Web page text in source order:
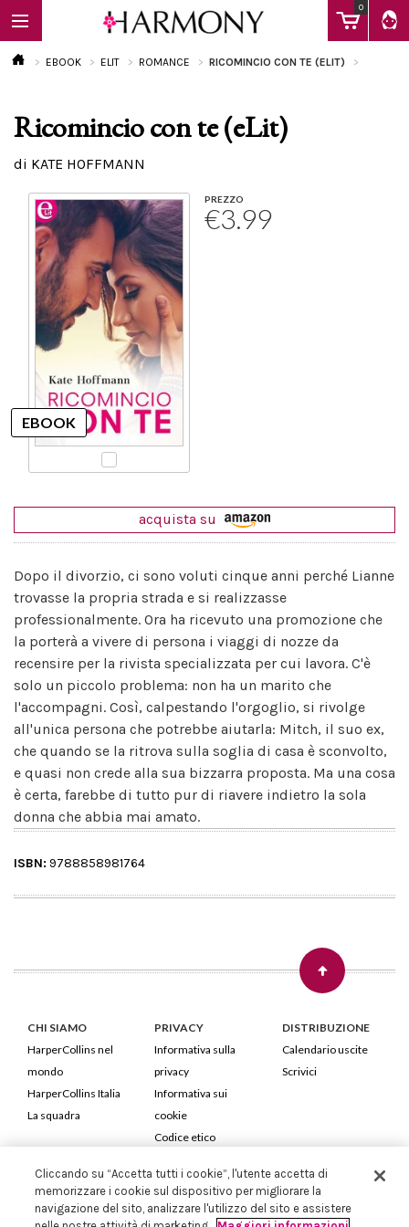
0
EBOOK
Calendario
EBOOK ELIT ROMANCE RICOMINCIO CON TE (ELIT)
Ricomincio con te (eLit)
di KATE HOFFMANN
PREZZO
€3.99
acquista su
Dopo il divorzio, ci sono voluti cinque anni perché Lianne
trovasse la propria strada e si realizzasse
professionalmente. Ora ha ricevuto una promozione che
la porterà a vivere di persona i viaggi di nozze da
recensire per la rivista specializzata per cui lavora. C'è
solo un piccolo problema: non ha un marito che
l'accompagni. Così, calpestando l'orgoglio, si rivolge
all'unica persona che potrebbe aiutarla: Mitch, il suo ex,
che quando se la ritrova sulla soglia di casa è sconvolto,
e quasi non crede alla sua bizzarra proposta. Ma una cosa
è certa, farebbe di tutto pur di riavere indietro la sola
donna che abbia mai amato.
ISBN: 9788858981764
CHI SIAMO
HarperCollins nel
mondo
HarperCollins Italia
La squadra
PRIVACY
Informativa sulla
privacy
Informativa sui
cookie
Codice etico
DISTRIBUZIONE
Calendario uscite
Scrivici
HarperCollins Italia S.p.A. Viale Monte Nero, 84 - 20135 Milano
Cod. Fiscale e P.IVA 05946780151 - Capitale Sociale 258.250 €
Cliccando su “Accetta tutti i cookie”, l'utente accetta di
memorizzare i cookie sul dispositivo per migliorare la
navigazione del sito, analizzare l'utilizzo del sito e assistere